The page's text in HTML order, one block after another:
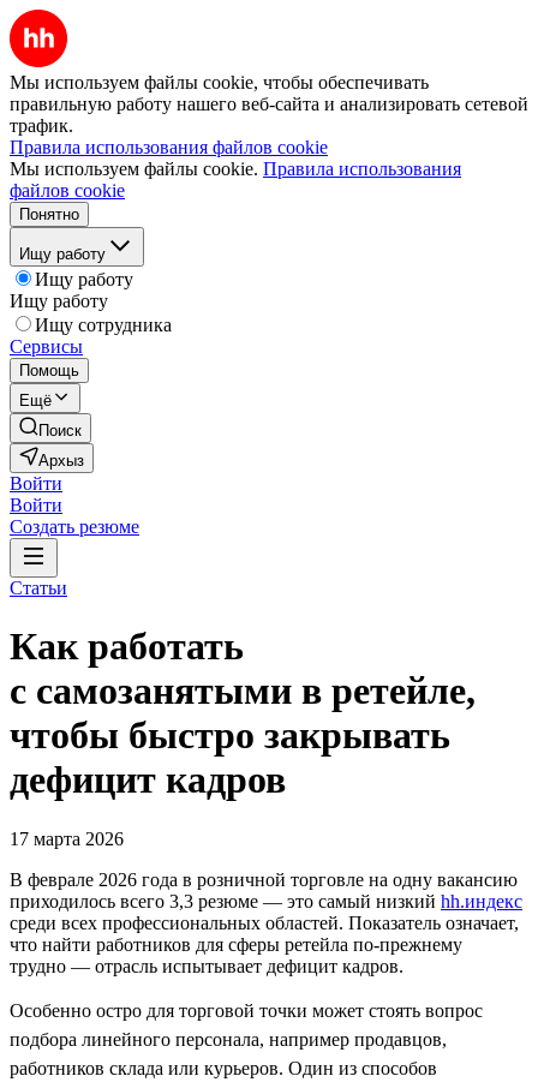
Мы используем файлы cookie, чтобы обеспечивать
правильную работу нашего веб-сайта и анализировать сетевой
трафик.
Правила использования файлов cookie
Мы используем файлы cookie. Правила использования
файлов cookie
Понятно
Ищу работу
Ищу работу
Ищу работу
Ищу сотрудника
Сервисы
Помощь
Ещё
Поиск
Архыз
Войти
Войти
Создать резюме
Статьи
Как работать
с самозанятыми в ретейле,
чтобы быстро закрывать
дефицит кадров
17 марта 2026
В феврале 2026 года в розничной торговле на одну вакансию
приходилось всего 3,3 резюме — это самый низкий hh.индекс
среди всех профессиональных областей. Показатель означает,
что найти работников для сферы ретейла по-прежнему
трудно — отрасль испытывает дефицит кадров.
Особенно остро для торговой точки может стоять вопрос
подбора линейного персонала, например продавцов,
работников склада или курьеров. Один из способов